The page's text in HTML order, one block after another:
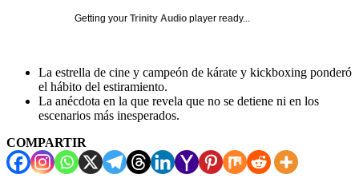
Getting your Trinity Audio player ready...
La estrella de cine y campeón de kárate y kickboxing ponderó
el hábito del estiramiento.
La anécdota en la que revela que no se detiene ni en los
escenarios más inesperados.
COMPARTIR